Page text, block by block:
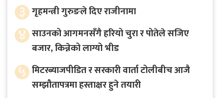
३ गृहमन्त्री गुरुङले दिए राजीनामा
४ साउनको आगमनसँगै हरियो चुरा र पोतेले सजिए
बजार, किन्नेको लाग्यो भीड
५ मिटरब्याजपीडित र सरकारी वार्ता टोलीबीच आजै
सम्झौतापत्रमा हस्ताक्षर हुने तयारी